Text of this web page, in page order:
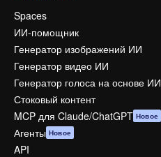
Spaces
ИИ-помощник
Генератор изображений ИИ
Генератор видео ИИ
Генератор голоса на основе ИИ
Стоковый контент
MCP для Claude/ChatGPT Новое
Агенты Новое
API